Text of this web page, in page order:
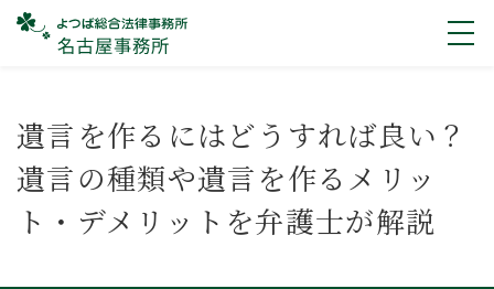
遺言を作るにはどうすれば良い？
遺言の種類や遺言を作るメリッ
ト・デメリットを弁護士が解説